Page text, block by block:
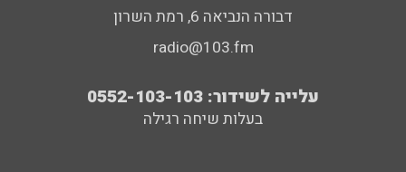
דבורה הנביאה 6, רמת השרון
radio@103.fm
עלייה לשידור: 0552-103-103
בעלות שיחה רגילה